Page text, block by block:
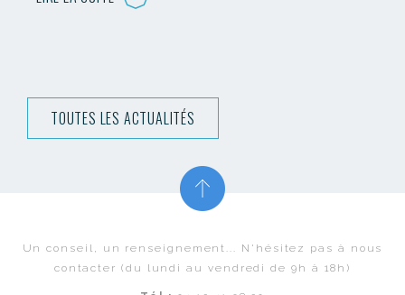
TOUTES LES ACTUALITÉS
Un conseil, un renseignement... N'hésitez pas à nous
contacter (du lundi au vendredi de 9h à 18h)